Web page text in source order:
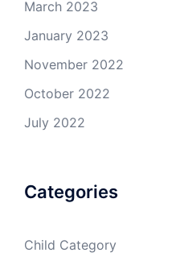
March 2023
January 2023
November 2022
October 2022
July 2022
Categories
Child Category